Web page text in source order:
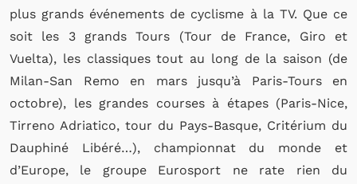
plus grands événements de cyclisme à la TV. Que ce
soit les 3 grands Tours (Tour de France, Giro et
Vuelta), les classiques tout au long de la saison (de
Milan-San Remo en mars jusqu’à Paris-Tours en
octobre), les grandes courses à étapes (Paris-Nice,
Tirreno Adriatico, tour du Pays-Basque, Critérium du
Dauphiné Libéré…), championnat du monde et
d’Europe, le groupe Eurosport ne rate rien du